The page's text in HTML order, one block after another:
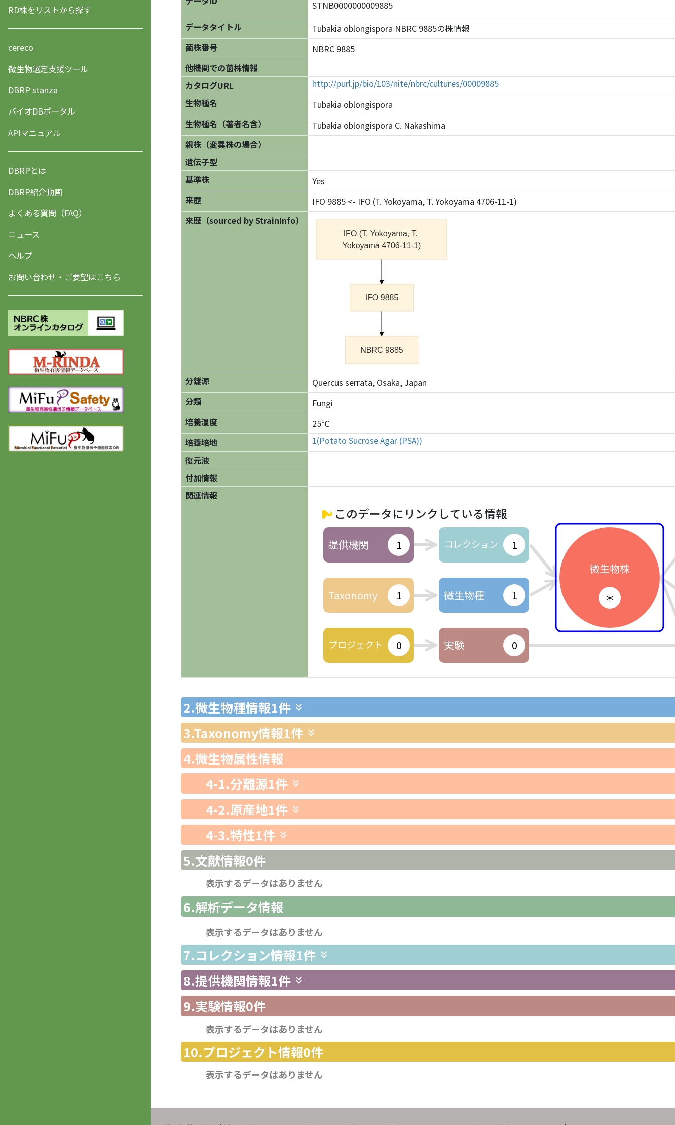
RD株をリストから探す
cereco
微生物選定支援ツール
DBRP stanza
バイオDBポータル
APIマニュアル
DBRPとは
DBRP紹介動画
よくある質問（FAQ）
ニュース
ヘルプ
お問い合わせ・ご要望はこちら
STNB0000000009885
データタイトル
Tubakia oblongispora NBRC 9885の株情報
菌株番号
NBRC 9885
他機関での菌株情報
カタログURL
http://purl.jp/bio/103/nite/nbrc/cultures/00009885
生物種名
Tubakia oblongispora
生物種名（著者名含）
Tubakia oblongispora C. Nakashima
親株（変異株の場合）
遺伝子型
基準株
Yes
来歴
IFO 9885 <- IFO (T. Yokoyama, T. Yokoyama 4706-11-1)
来歴（sourced by StrainInfo）
分離源
Quercus serrata, Osaka, Japan
分類
Fungi
培養温度
25℃
培養培地
1(Potato Sucrose Agar (PSA))
復元液
付加情報
関連情報
このデータにリンクしている情報
提供機関 1
Taxonomy 1
プロジェクト 0
コレクション 1
微生物種 1
実験 0
微生物株
＊
2.微生物種情報1件
3.Taxonomy情報1件
4.微生物属性情報
4-1.分離源1件
4-2.原産地1件
4-3.特性1件
5.文献情報0件
表示するデータはありません
6.解析データ情報
表示するデータはありません
7.コレクション情報1件
8.提供機関情報1件
9.実験情報0件
表示するデータはありません
10.プロジェクト情報0件
表示するデータはありません